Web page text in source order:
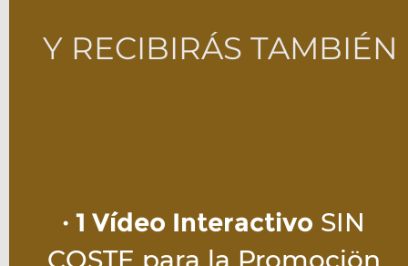
· 1 Vídeo Interactivo SIN
COSTE para la Promociön
Y RECIBIRÁS TAMBIÉN